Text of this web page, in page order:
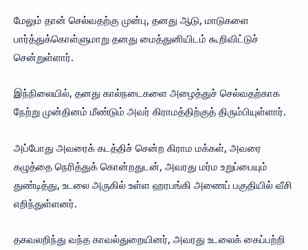
மேலும் தான் செல்வதற்கு முன்பு, தனது ஆடு, மாடுகளை
பார்த்துக்கொள்ளுமாறு தனது மைத்துனியிடம் கூறிவிட்டுச்
சென்றுள்ளார்.
இந்நிலையில், தனது கால்நடைகளை அழைத்துச் செல்வதற்காக
நேற்று முன்தினம் மீண்டும் அவர் கிராமத்திற்குத் திரும்பியுள்ளார்.
அப்போது அவரைக் கடத்திச் சென்ற கிராம மக்கள், அவரை
கழுத்தை நெரித்துக் கொன்றதுடன், அவரது மர்ம உறுப்பையும்
துண்டித்து, உடலை அருகில் உள்ள ஹரபங்கி அணைப் பகுதியில் வீசி
எறிந்துள்ளனர்.
தகவலறிந்து வந்த காவல்துறையினர், அவரது உடலைக் கைப்பற்றி